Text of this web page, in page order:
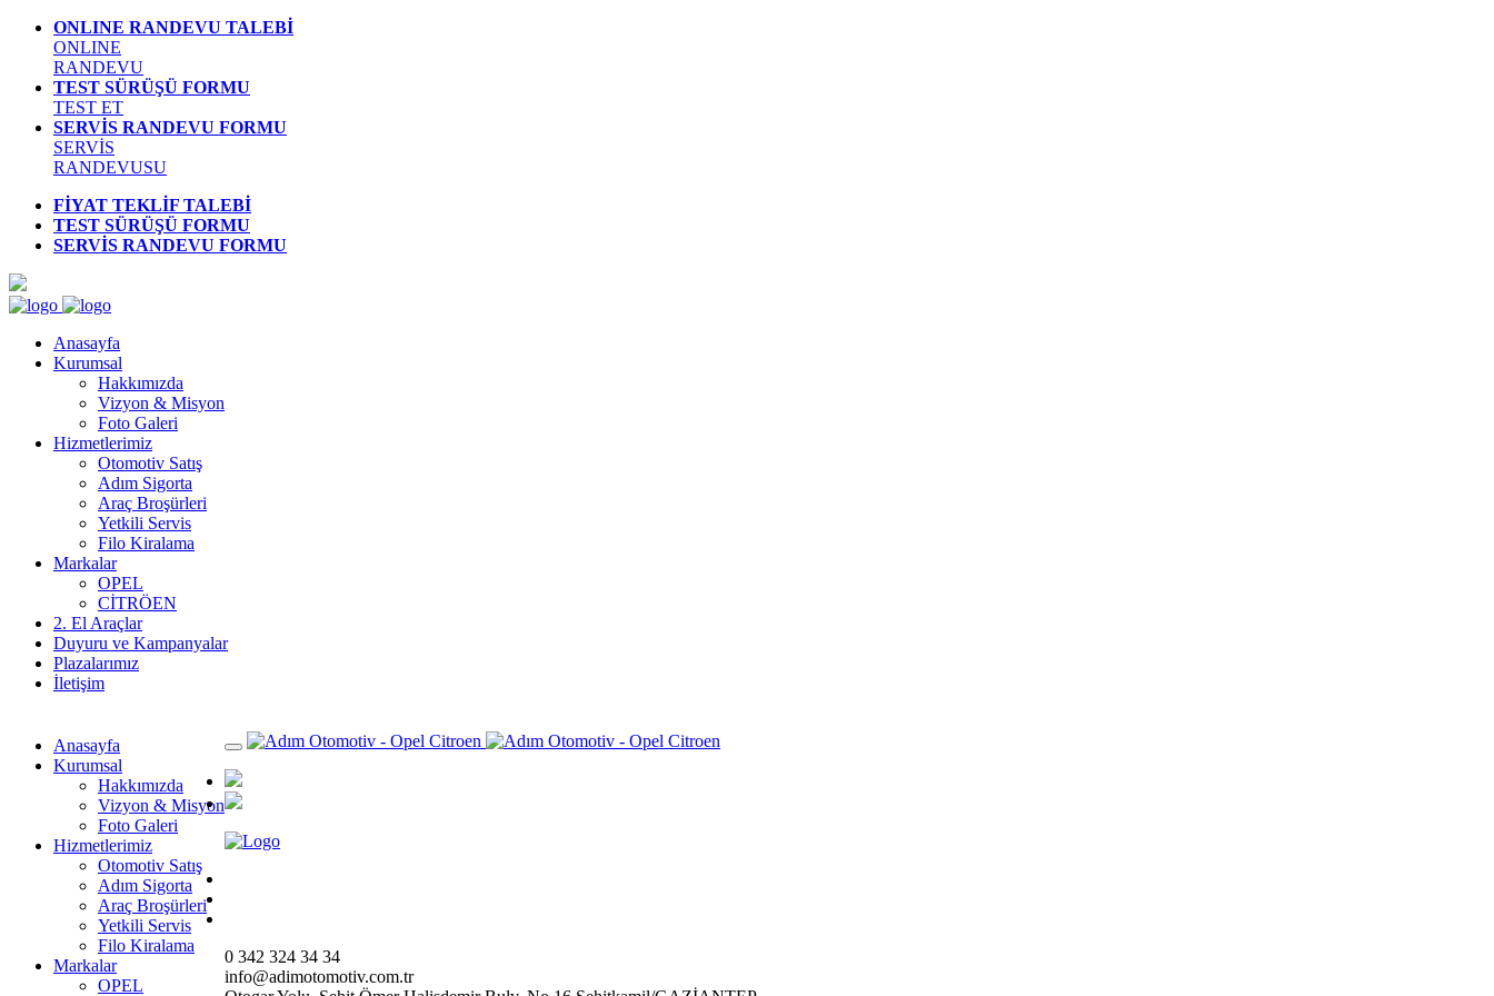
ONLINE RANDEVU TALEBİ
ONLINE
RANDEVU
TEST SÜRÜŞÜ FORMU
TEST ET
SERVİS RANDEVU FORMU
SERVİS
RANDEVUSU
FİYAT TEKLİF TALEBİ
TEST SÜRÜŞÜ FORMU
SERVİS RANDEVU FORMU
Anasayfa
Kurumsal
Hakkımızda
Vizyon & Misyon
Foto Galeri
Hizmetlerimiz
Otomotiv Satış
Adım Sigorta
Araç Broşürleri
Yetkili Servis
Filo Kiralama
Markalar
OPEL
CİTRÖEN
2. El Araçlar
Duyuru ve Kampanyalar
Plazalarımız
İletişim
Anasayfa
Kurumsal
Hakkımızda
Vizyon & Misyon
Foto Galeri
Hizmetlerimiz
Otomotiv Satış
Adım Sigorta
Araç Broşürleri
Yetkili Servis
Filo Kiralama
Markalar
OPEL
0 342 324 34 34
info@adimotomotiv.com.tr